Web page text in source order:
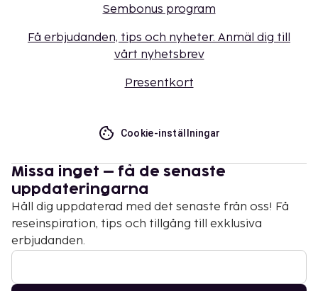
Sembonus program
Få erbjudanden, tips och nyheter. Anmäl dig till
vårt nyhetsbrev
Presentkort
Cookie-inställningar
Missa inget – få de senaste
uppdateringarna
Håll dig uppdaterad med det senaste från oss! Få
reseinspiration, tips och tillgång till exklusiva
erbjudanden.